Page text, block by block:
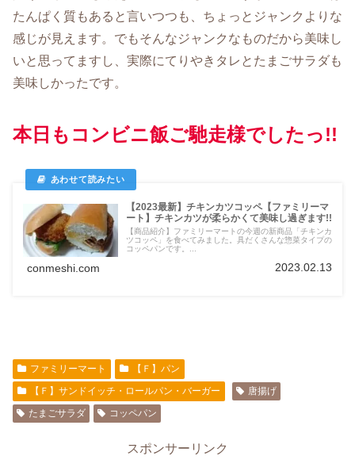
たんぱく質もあると言いつつも、ちょっとジャンクよりな
感じが見えます。でもそんなジャンクなものだから美味し
いと思ってますし、実際にてりやきタレとたまごサラダも
美味しかったです。
本日もコンビニ飯ご馳走様でしたっ!!
【2023最新】チキンカツコッペ【ファミリーマ
ート】チキンカツが柔らかくて美味し過ぎます!!
【商品紹介】ファミリーマートの今週の新商品「チキンカ
ツコッペ」を食べてみました。具だくさんな惣菜タイプの
コッペパンです。...
conmeshi.com 2023.02.13
ファミリーマート
【Ｆ】パン
【Ｆ】サンドイッチ・ロールパン・バーガー
唐揚げ
たまごサラダ
コッペパン
スポンサーリンク